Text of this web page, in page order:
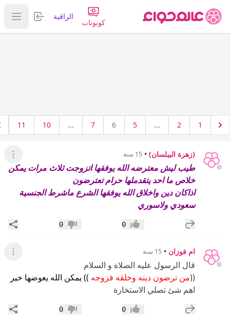
كوبونات
الراقية تسجيل
عرض
1
2
...
5
6
7
...
10
11
(زهرة البيلسان) • 15 سنة عرض
طيب ليش معترضه الله يوفقها اتزوجت ثلاث مرات يمكن
خلاص ما احد يتقدملها حرام تعترضون
اذاكان دين واخلاق الله يوفقها الشرع ماشرط الجنسية
سعودي ولاسوري
إضافة رد جديد إعجاب0 عدم إعجاب
0
ام فوزان • 15 سنة عرض
قال الرسول عليه الصلاة و السلام
((من ترضون دينه وخلقه فزوجه )) يمكن الله يعوضها خير
اهم شئ تصلي الاستخارة
إضافة رد جديد إعجاب0 عدم إعجاب
0